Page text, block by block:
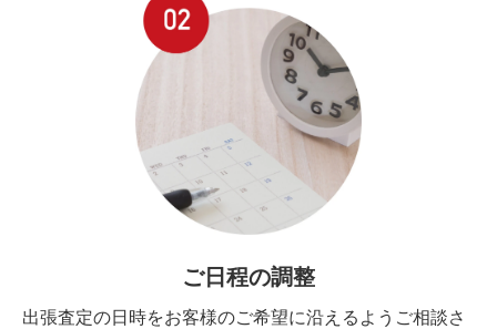
ご日程の調整
出張査定の日時をお客様のご希望に沿えるようご相談さ